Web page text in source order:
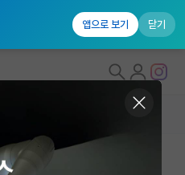
앱으로 보기 닫기
타임라인 및 파이프라인